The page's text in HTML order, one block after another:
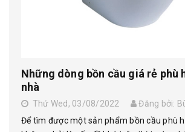
Những dòng bồn cầu giá rẻ phù
nhà
Thứ Wed, 03/08/2022
Đăng bởi:
Để tìm được một sản phẩm bồn cầu phù